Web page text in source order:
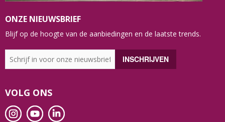
ONZE NIEUWSBRIEF
Blijf op de hoogte van de aanbiedingen en de laatste trends.
VOLG ONS